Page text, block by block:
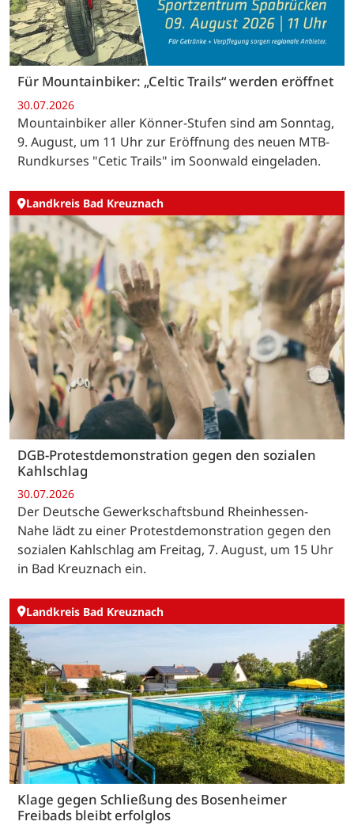
Für Mountainbiker: „Celtic Trails“ werden eröffnet
30.07.2026
Mountainbiker aller Könner-Stufen sind am Sonntag,
9. August, um 11 Uhr zur Eröffnung des neuen MTB-
Rundkurses "Cetic Trails" im Soonwald eingeladen.
Landkreis Bad Kreuznach
DGB-Protestdemonstration gegen den sozialen
Kahlschlag
30.07.2026
Der Deutsche Gewerkschaftsbund Rheinhessen-
Nahe lädt zu einer Protestdemonstration gegen den
sozialen Kahlschlag am Freitag, 7. August, um 15 Uhr
in Bad Kreuznach ein.
Landkreis Bad Kreuznach
Klage gegen Schließung des Bosenheimer
Freibads bleibt erfolglos